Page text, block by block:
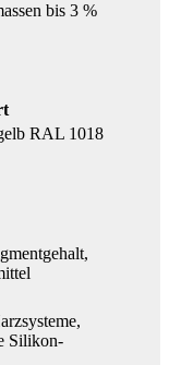
bis 3 %
RAL 1018
Silikon-